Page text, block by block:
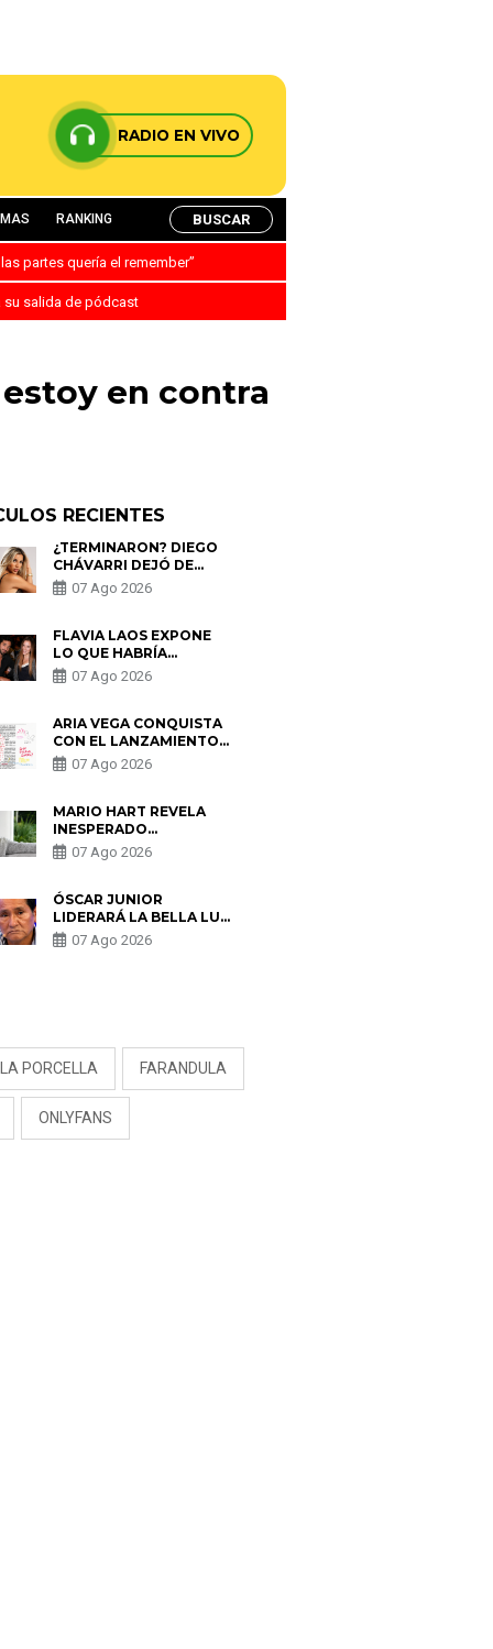
RADIO EN VIVO
RANKING BUSCAR
partes quería el remember”
su salida de pódcast
en contra
RECIENTES
¿TERMINARON? DIEGO
CHÁVARRI DEJÓ DE
SEGUIR A GABRIELA
HERRERA Y ANUNCIA SU
07 Ago 2026
FLAVIA LAOS EXPONE
LO QUE HABRÍA
BUSCADO PABLO
HEREDIA CON ALE
PARTES QUERÍA EL
REMEMBER”
07 Ago 2026
ARIA VEGA CONQUISTA
CON EL LANZAMIENTO
DE “TOTOTO (+4)”
07 Ago 2026
MARIO HART REVELA
INESPERADO
PROBLEMA DE SALUD
ANTES DE SEPARARSE
ENCONTRARON UN
TUMOR”
07 Ago 2026
ÓSCAR JUNIOR
LIDERARÁ LA BELLA LUZ
TRAS SALIDA DE SU
PADRE POR POLÉMICA
07 Ago 2026
PORCELLA FARANDULA
ONLYFANS